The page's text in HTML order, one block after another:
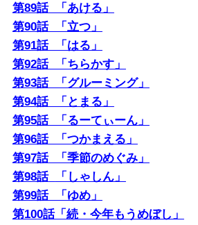
第89話 「あける」
第90話 「立つ」
第91話 「はる」
第92話 「ちらかす」
第93話 「グルーミング」
第94話 「とまる」
第95話 「るーてぃーん」
第96話 「つかまえる」
第97話 「季節のめぐみ」
第98話
「しゃしん」
第99話 「ゆめ」
第100話「続・今年もうめぼし」